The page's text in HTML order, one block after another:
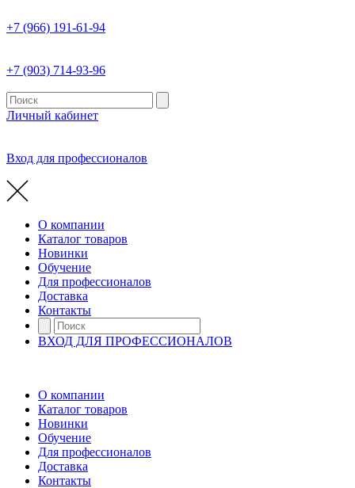
+7 (966) 191-61-94
+7 (903) 714-93-96
Личный кабинет
Вход для профессионалов
О компании
Каталог товаров
Новинки
Обучение
Для профессионалов
Доставка
Контакты
ВХОД ДЛЯ ПРОФЕССИОНАЛОВ
О компании
Каталог товаров
Новинки
Обучение
Для профессионалов
Доставка
Контакты